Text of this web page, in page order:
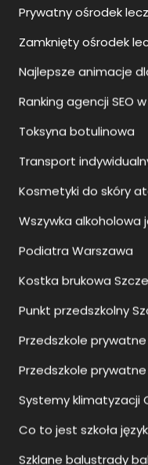
Prywatny ośrodek
Zamknięty ośrodek
Najlepsze animacje
Ranking agencji SEO
Toksyna botulinowa
Transport
Kosmetyki do skóry
Wszywka alkoholowa
Podiatra Warszawa
Kostka brukowa
Punkt przedszkolny
Przedszkole
Przedszkole
Systemy klimatyzacji
Co to jest szkoła
Szklane balustrady